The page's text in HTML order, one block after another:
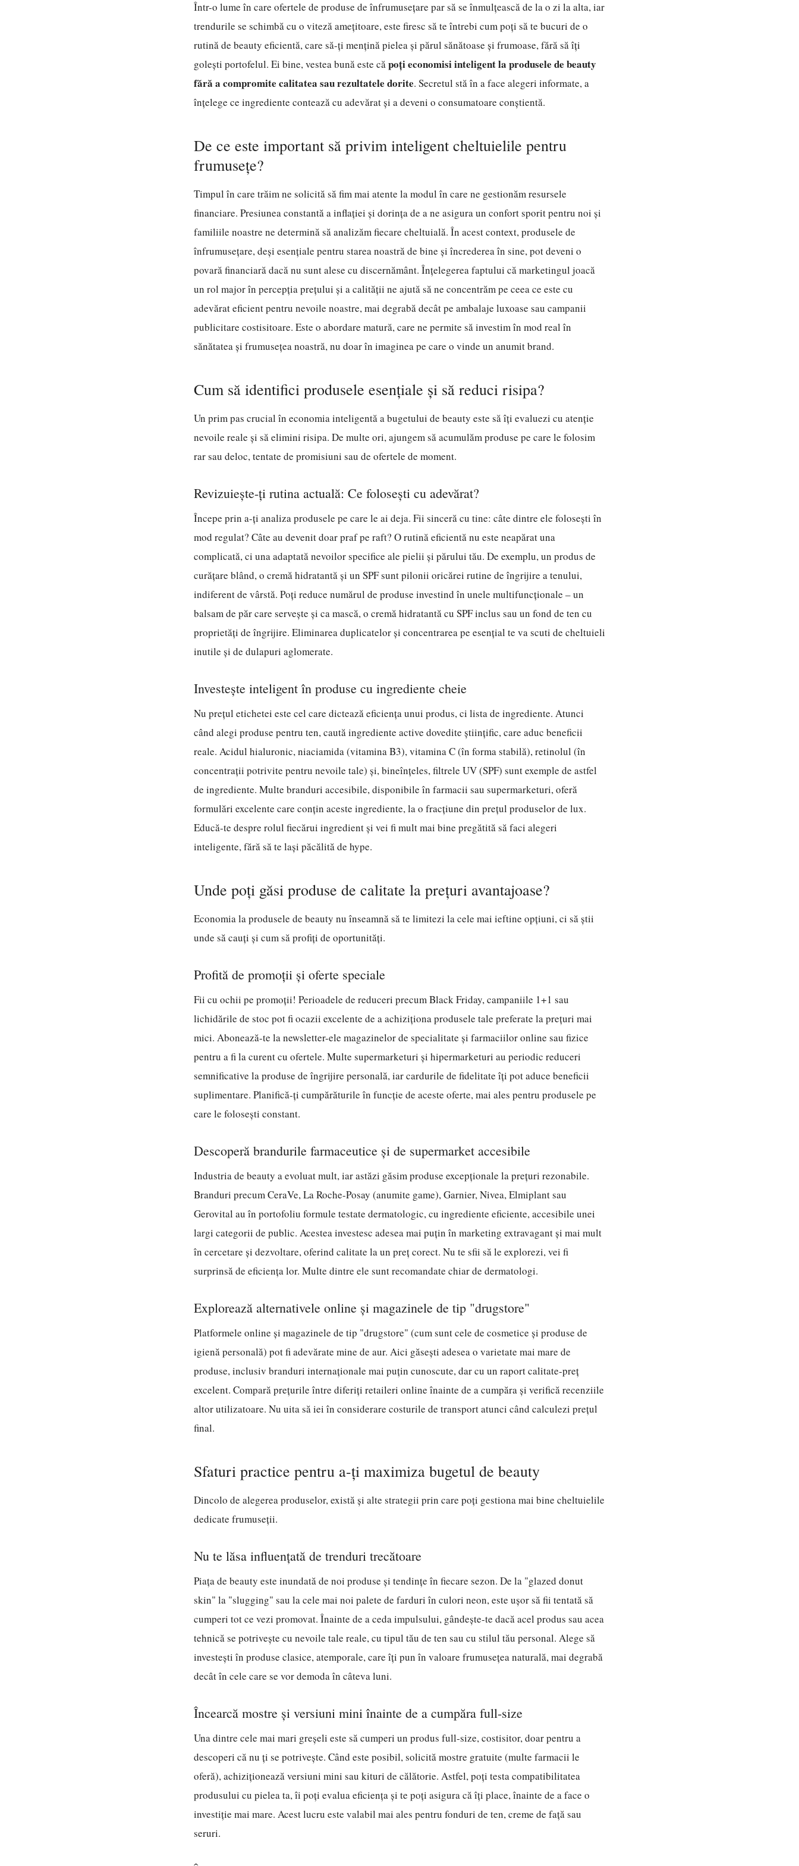
Într-o lume în care ofertele de produse de înfrumusețare par să se înmulțească de la o zi la alta, iar
trendurile se schimbă cu o viteză amețitoare, este firesc să te întrebi cum poți să te bucuri de o
rutină de beauty eficientă, care să-ți mențină pielea și părul sănătoase și frumoase, fără să îți
golești portofelul. Ei bine, vestea bună este căpoți economisi inteligent la produsele de beauty
fără a compromite calitatea sau rezultatele dorite. Secretul stă în a face alegeri informate, a
înțelege ce ingrediente contează cu adevărat și a deveni o consumatoare conștientă.
De ce este important să privim inteligent cheltuielile pentru
frumusețe?
Timpul în care trăim ne solicită să fim mai atente la modul în care ne gestionăm resursele
financiare. Presiunea constantă a inflației și dorința de a ne asigura un confort sporit pentru noi și
familiile noastre ne determină să analizăm fiecare cheltuială. În acest context, produsele de
înfrumusețare, deși esențiale pentru starea noastră de bine și încrederea în sine, pot deveni o
povară financiară dacă nu sunt alese cu discernământ. Înțelegerea faptului că marketingul joacă
un rol major în percepția prețului și a calității ne ajută să ne concentrăm pe ceea ce este cu
adevărat eficient pentru nevoile noastre, mai degrabă decât pe ambalaje luxoase sau campanii
publicitare costisitoare. Este o abordare matură, care ne permite să investim în mod real în
sănătatea și frumusețea noastră, nu doar în imaginea pe care o vinde un anumit brand.
Cum să identifici produsele esențiale și să reduci risipa?
Un prim pas crucial în economia inteligentă a bugetului de beauty este să îți evaluezi cu atenție
nevoile reale și să elimini risipa. De multe ori, ajungem să acumulăm produse pe care le folosim
rar sau deloc, tentate de promisiuni sau de ofertele de moment.
Revizuiește-ți rutina actuală: Ce folosești cu adevărat?
Începe prin a-ți analiza produsele pe care le ai deja. Fii sinceră cu tine: câte dintre ele folosești în
mod regulat? Câte au devenit doar praf pe raft? O rutină eficientă nu este neapărat una
complicată, ci una adaptată nevoilor specifice ale pielii și părului tău. De exemplu, un produs de
curățare blând, o cremă hidratantă și un SPF sunt pilonii oricărei rutine de îngrijire a tenului,
indiferent de vârstă. Poți reduce numărul de produse investind în unele multifuncționale – un
balsam de păr care servește și ca mască, o cremă hidratantă cu SPF inclus sau un fond de ten cu
proprietăți de îngrijire. Eliminarea duplicatelor și concentrarea pe esențial te va scuti de cheltuieli
inutile și de dulapuri aglomerate.
Investește inteligent în produse cu ingrediente cheie
Nu prețul etichetei este cel care dictează eficiența unui produs, ci lista de ingrediente. Atunci
când alegi produse pentru ten, caută ingrediente active dovedite științific, care aduc beneficii
reale. Acidul hialuronic, niaciamida (vitamina B3), vitamina C (în forma stabilă), retinolul (în
concentrații potrivite pentru nevoile tale) și, bineînțeles, filtrele UV (SPF) sunt exemple de astfel
de ingrediente. Multe branduri accesibile, disponibile în farmacii sau supermarketuri, oferă
formulări excelente care conțin aceste ingrediente, la o fracțiune din prețul produselor de lux.
Educă-te despre rolul fiecărui ingredient și vei fi mult mai bine pregătită să faci alegeri
inteligente, fără să te lași păcălită de hype.
Unde poți găsi produse de calitate la prețuri avantajoase?
Economia la produsele de beauty nu înseamnă să te limitezi la cele mai ieftine opțiuni, ci să știi
unde să cauți și cum să profiți de oportunități.
Profită de promoții și oferte speciale
Fii cu ochii pe promoții! Perioadele de reduceri precum Black Friday, campaniile 1+1 sau
lichidările de stoc pot fi ocazii excelente de a achiziționa produsele tale preferate la prețuri mai
mici. Abonează-te la newsletter-ele magazinelor de specialitate și farmaciilor online sau fizice
pentru a fi la curent cu ofertele. Multe supermarketuri și hipermarketuri au periodic reduceri
semnificative la produse de îngrijire personală, iar cardurile de fidelitate îți pot aduce beneficii
suplimentare. Planifică-ți cumpărăturile în funcție de aceste oferte, mai ales pentru produsele pe
care le folosești constant.
Descoperă brandurile farmaceutice și de supermarket accesibile
Industria de beauty a evoluat mult, iar astăzi găsim produse excepționale la prețuri rezonabile.
Branduri precum CeraVe, La Roche-Posay (anumite game), Garnier, Nivea, Elmiplant sau
Gerovital au în portofoliu formule testate dermatologic, cu ingrediente eficiente, accesibile unei
largi categorii de public. Acestea investesc adesea mai puțin în marketing extravagant și mai mult
în cercetare și dezvoltare, oferind calitate la un preț corect. Nu te sfii să le explorezi, vei fi
surprinsă de eficiența lor. Multe dintre ele sunt recomandate chiar de dermatologi.
Explorează alternativele online și magazinele de tip "drugstore"
Platformele online și magazinele de tip "drugstore" (cum sunt cele de cosmetice și produse de
igienă personală) pot fi adevărate mine de aur. Aici găsești adesea o varietate mai mare de
produse, inclusiv branduri internaționale mai puțin cunoscute, dar cu un raport calitate-preț
excelent. Compară prețurile între diferiți retaileri online înainte de a cumpăra și verifică recenziile
altor utilizatoare. Nu uita să iei în considerare costurile de transport atunci când calculezi prețul
final.
Sfaturi practice pentru a-ți maximiza bugetul de beauty
Dincolo de alegerea produselor, există și alte strategii prin care poți gestiona mai bine cheltuielile
dedicate frumuseții.
Nu te lăsa influențată de trenduri trecătoare
Piața de beauty este inundată de noi produse și tendințe în fiecare sezon. De la "glazed donut
skin" la "slugging" sau la cele mai noi palete de farduri în culori neon, este ușor să fii tentată să
cumperi tot ce vezi promovat. Înainte de a ceda impulsului, gândește-te dacă acel produs sau acea
tehnică se potrivește cu nevoile tale reale, cu tipul tău de ten sau cu stilul tău personal. Alege să
investești în produse clasice, atemporale, care îți pun în valoare frumusețea naturală, mai degrabă
decât în cele care se vor demoda în câteva luni.
Încearcă mostre și versiuni mini înainte de a cumpăra full-size
Una dintre cele mai mari greșeli este să cumperi un produs full-size, costisitor, doar pentru a
descoperi că nu ți se potrivește. Când este posibil, solicită mostre gratuite (multe farmacii le
oferă), achiziționează versiuni mini sau kituri de călătorie. Astfel, poți testa compatibilitatea
produsului cu pielea ta, îi poți evalua eficiența și te poți asigura că îți place, înainte de a face o
investiție mai mare. Acest lucru este valabil mai ales pentru fonduri de ten, creme de față sau
seruri.